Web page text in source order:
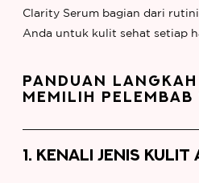
Clarity Serum bagian dari
Anda untuk kulit sehat setiap
PANDUAN
MEMILIH PELEMBAB
1. KENALI JENIS KULIT